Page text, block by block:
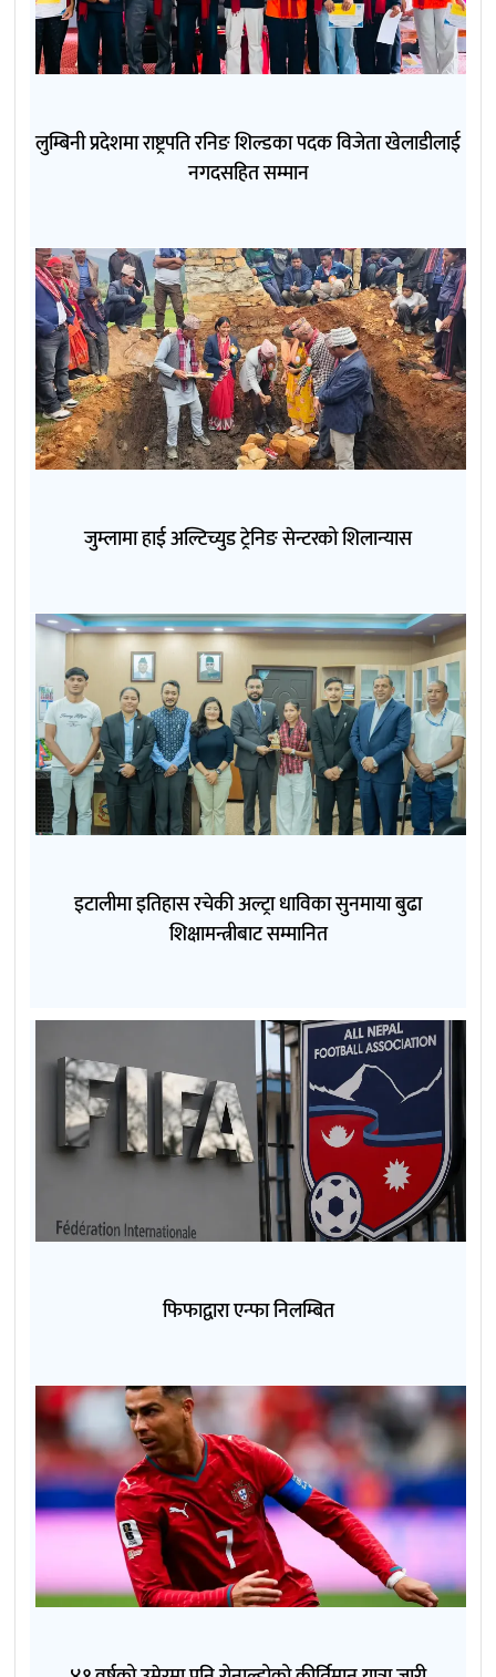
लुम्बिनी प्रदेशमा राष्ट्रपति रनिङ शिल्डका पदक विजेता खेलाडीलाई
नगदसहित सम्मान
जुम्लामा हाई अल्टिच्युड ट्रेनिङ सेन्टरको शिलान्यास
इटालीमा इतिहास रचेकी अल्ट्रा धाविका सुनमाया बुढा
शिक्षामन्त्रीबाट सम्मानित
फिफाद्वारा एन्फा निलम्बित